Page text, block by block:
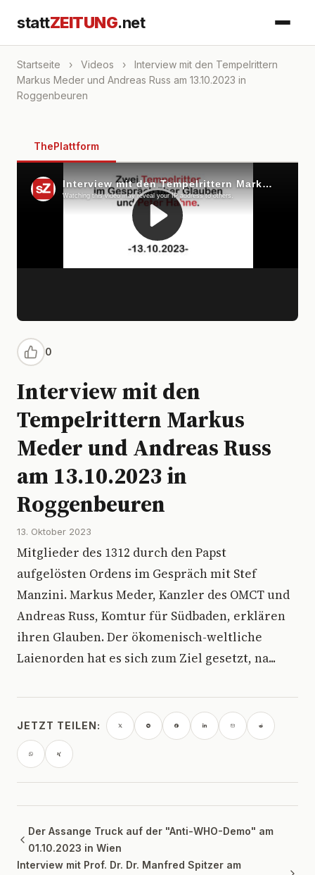
stattZEITUNG.net
Startseite › Videos ›
Interview mit den Tempelrittern
Markus Meder und Andreas Russ am 13.10.2023 in
Roggenbeuren
ThePlattform
0
Interview mit den
Tempelrittern Markus
Meder und Andreas Russ
am 13.10.2023 in
Roggenbeuren
13. Oktober 2023
Mitglieder des 1312 durch den Papst
aufgelösten Ordens im Gespräch mit Stef
Manzini. Markus Meder, Kanzler des OMCT und
Andreas Russ, Komtur für Südbaden, erklären
ihren Glauben. Der ökomenisch-weltliche
Laienorden hat es sich zum Ziel gesetzt, na...
JETZT TEILEN:
Der Assange Truck auf der "Anti-WHO-Demo" am
01.10.2023 in Wien
Interview mit Prof. Dr. Dr. Manfred Spitzer am